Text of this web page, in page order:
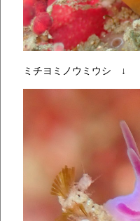
ミチヨミノウミウシ ↓